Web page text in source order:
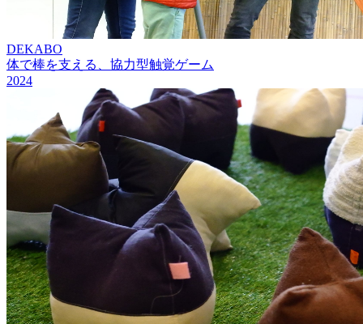
DEKABO
体で棒を支える、協力型触覚ゲーム
2024